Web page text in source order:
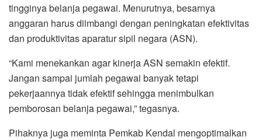
tingginya belanja pegawai. Menurutnya, besarnya
anggaran harus diimbangi dengan peningkatan efektivitas
dan produktivitas aparatur sipil negara (ASN).
“Kami menekankan agar kinerja ASN semakin efektif.
Jangan sampai jumlah pegawai banyak tetapi
pekerjaannya tidak efektif sehingga menimbulkan
pemborosan belanja pegawai,” tegasnya.
Pihaknya juga meminta Pemkab Kendal mengoptimalkan